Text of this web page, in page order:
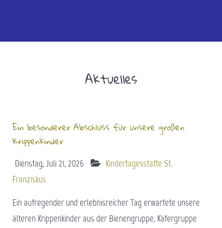
Aktuelles
Ein besonderer Abschluss für unsere großen
Krippenkinder
Dienstag, Juli 21, 2026
Kindertagesstätte St.
Franziskus
Ein aufregender und erlebnisreicher Tag erwartete unsere
älteren Krippenkinder aus der Bienengruppe, Käfergruppe